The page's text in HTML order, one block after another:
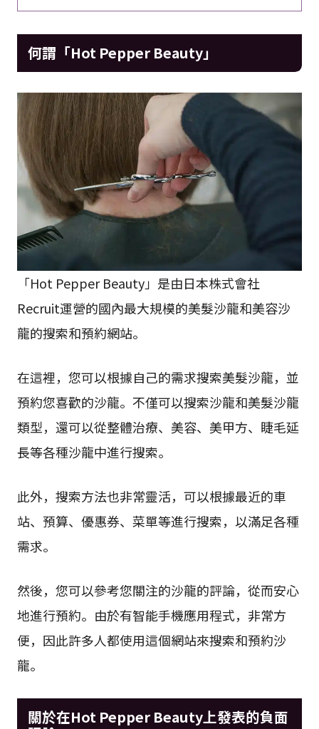
何謂「Hot Pepper Beauty」
「Hot Pepper Beauty」是由日本株式會社
Recruit運營的國內最大規模的美髮沙龍和美容沙
龍的搜索和預約網站。
在這裡，您可以根據自己的需求搜索美髮沙龍，並
預約您喜歡的沙龍。不僅可以搜索沙龍和美髮沙龍
類型，還可以從整體治療、美容、美甲方、睫毛延
長等各種沙龍中進行搜索。
此外，搜索方法也非常靈活，可以根據最近的車
站、預算、優惠券、菜單等進行搜索，以滿足各種
需求。
然後，您可以參考您關注的沙龍的評論，從而安心
地進行預約。由於有智能手機應用程式，非常方
便，因此許多人都使用這個網站來搜索和預約沙
龍。
關於在Hot Pepper Beauty上發表的負面